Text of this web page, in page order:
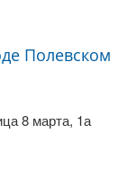
Полевском
8 марта, 1а